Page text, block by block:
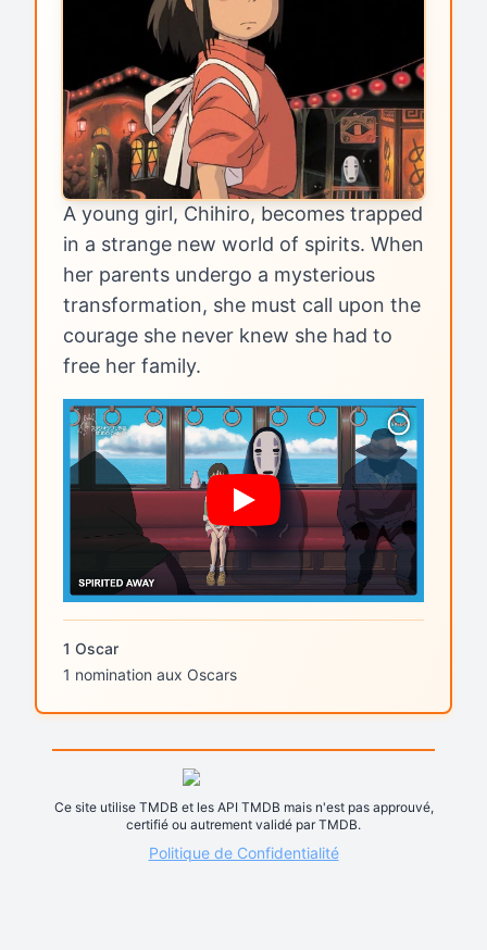
A young girl, Chihiro, becomes trapped
in a strange new world of spirits. When
her parents undergo a mysterious
transformation, she must call upon the
courage she never knew she had to
free her family.
1 Oscar
1 nomination aux Oscars
Ce site utilise TMDB et les API TMDB mais n'est pas approuvé,
certifié ou autrement validé par TMDB.
Politique de Confidentialité